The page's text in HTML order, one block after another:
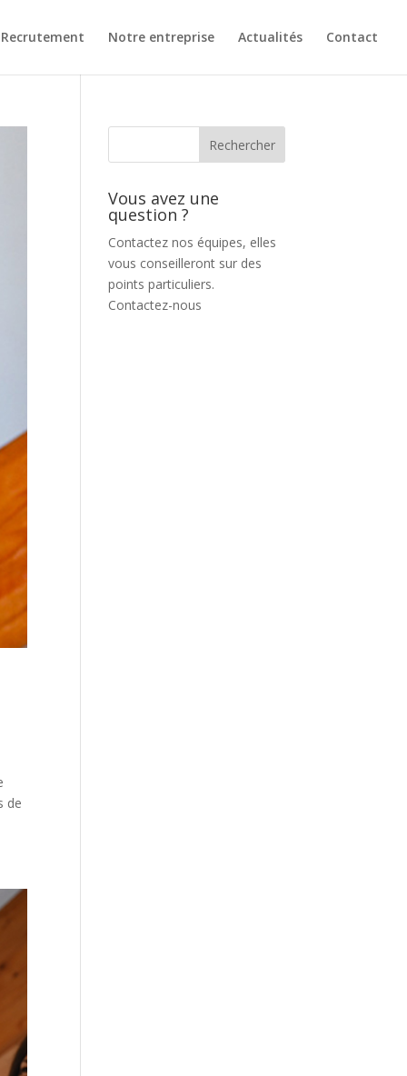
Recrutement Notre entreprise Actualités Contact
de
Vous avez une
question ?
Contactez nos équipes, elles
vous conseilleront sur des
points particuliers.
Contactez-nous